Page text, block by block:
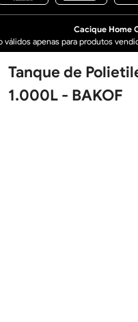
Tanque de
1.000L - BAKOF
Cacique Home
válidos apenas para produtos
LTDA - 16.950.529/